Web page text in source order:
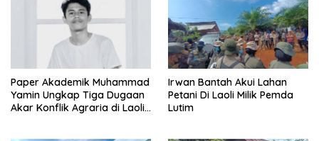
Paper Akademik Muhammad
Yamin Ungkap Tiga Dugaan
Akar Konflik Agraria di Laoli
Irwan Bantah Akui Lahan
Petani Di Laoli Milik Pemda
Lutim